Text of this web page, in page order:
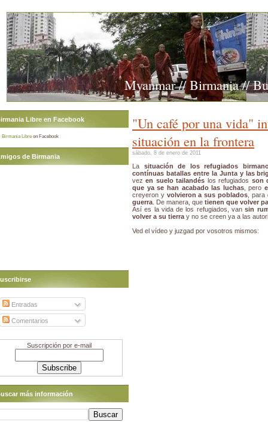
Myanmar // Birmania //
"Un café por una vida"
situación en la frontera
sábado, 8 de enero de 2011
La situación de los refugiados
contínuas batallas entre la Junta y las
vezen suelo tailandés los refugiados son
que ya se han acabado las luchas, pero
creyeron y volvieron a sus poblados ,
guerra . De manera, que tienen que volver
Así es la vida de los refugiados, vansin
volver a su tierra y no se creen ya a las
Ved el vídeo y juzgad por vosotros mismos:
Libre en Facebook
Birmania Libre on Facebook
de Birmania
Entradas
Comentarios
Suscripción por e-mail
más información